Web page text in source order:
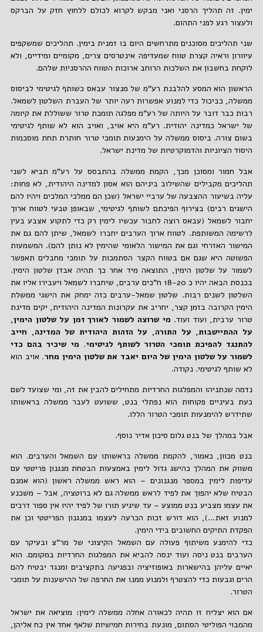
ימין. זה תהליך הרסני ואני מבקש לקרוא לכולם ללחוץ חזק על הברקס
ולעצור רגע לפני התהום.
שני תהליכים מסוכנים מתרחשים היום בו זמנית בימין. תהליכים שמשקפים
עיוורון וראיה קצרת טווח שמעדיפה אינטרסים צרים, מקומיים ומידיים, ולא
לוקחת בחשבון את השלכות הרוחב ארוכות הטווח ההרסניות שלהם.
הראשון הוא המסע להלבנת רע"מ של מנצור עבאס כשותף לגיטימי לביסוס
ממשלה, כביכול כדי למנוע אפשרות רעה יותר של העברת השלטון לשמאל.
רבות כבר דובר על היותה של רע"מ מפלגה תומכת טרור ששוללת את קיומה
של ישראל כמדינה יהודית. רע"מ היא אויב, ואויב הוא לא שותף לגיטימי
בשום צורה. ביסוס ממשלה על הימנעות תומכי טרור חותרת תחת מוסכמות
היסוד הציוניות והדמוקרטיות של מדינת ישראל.
אבל חמור ומסוכן מכך, הקמת ממשלה בהתבסס על רע"מ תביא לשני
תהליכים מקבילים שהשילוב ביניהם הוא אסון למדינה היהודית, לא פחות:
עליה בשיעור ההצבעה של ערביי ישראל (שכן הם ממלכי המלכים ויהיו להם
הישגים רבים) בצירוף הפיכתם לשותף לגיטימי, שבאופן טבעי לטווח ארוך
יחבור לשמאל (עבאס רוצה לחבור עכשיו לימין רק כדי לתקוע אצבע בעין
לרשימה המשותפת. לטווח ארוך הערבים יחברו לשמאל, שיתן להם גם את
המישור האזרחי וגם את המישור הלאומי שהימין לא נותן להם). המשמעות
הפשוטה היא שגם אם בטווח הקצר הסתמכות על תומכי מחבלים תאפשר
לשמור על שלטון הימין, התוצאה מיד אחר כך תהיה אבדן שלטון הימין.
בכנסת הבאה יהיו כ 18-20 ח"כים ערבים, שיחברו לשמאל ויעבירו אליו את
השלטון לשנים רבות. שלטון שמאל-ערבים כזה ימחק את הישגי ממשלת
הימין הקרובה בזמן קצר, יחריב את עקרונות המדינה היהודית, יקים מדינת
טרור ערבית, ועוד ועוד. מי שרוצה לשמור לאורך זמן על שלטון הימין,
על ההתיישבות, על התורה, על הזהות היהודית של המדינה, חייב
להתנגד להפיכת תומכי הטרור לשותף לגיטימי. מי שיכיר בהם כדי
לשמור על שלטון הימין של היום יאבד את שלטון הימין מחר. אויב הוא
לא שותף לגיטימי. נקודה.
נדמה שנתניהו והמפלגות החרדיות מתחילים להבין את זה, ומי שצועד לשם
כעת בעיניים פקוחות הוא נפתלי בנט, ששועט לעבר ממשלה בראשותו
שתידרש להימנעות תומכי הטרור הללו.
אבל במהלך של בנט גלום סיכון אדיר נוסף.
בנט מכוון, כאמור, להקמת ממשלה בראשותו עם השמאל והערבים. הוא
משווק את המהלך כהישג גדול לימין באמצעות הבטחת מנגנון פריטטי עם
עדיפות לימין במספר מנגנונים – הוא ראש ממשלה ראשון (הוא אמנם
הבטיח שלא יהפוך את לפיד לראש ממשלה גם לא ברוטציה, אבל – משכנע
את עצמו מצביע בנט ממוצע – עד שיגיע תורו של לפיד יהיו אין ספור דרכים
למנוע זאת…), הוא דורש זכות הכרעה לעצמו במנגנון הפריטטי וכן את
הפקדת התיקים החשובים בידי הימין.
כדי להימנע משיתוף פעולה עם השמאל הקיצוני של מר"צ ובעיקר עם
הערבים בנט ניסה ועוד ינסה להביא את המפלגות החרדיות במקומם. הוא
יאיים עליהן בהישארות באופוזיציה ובפגיעה בתקציבים ומנגד יבטיח להם
הרים וגבעות כדי להצטרף ולמנוע ממנו את החרפה של ההישענות על תומכי
הטרור.
אם הוא יצליח זו תהיה לכאורה אחלה ממשלה לימין: מוציאה את ישראל
מהמבוי הפוליטי הסתום, מונעת בחירות חמישיות שלאף אחד אין כח אליהן,